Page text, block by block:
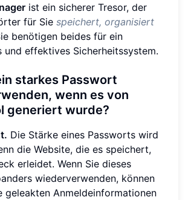
ist ein sicherer Tresor, der
für Sie speichert, organisiert
benötigen beides für ein
und effektives Sicherheitssystem.
starkes Passwort
wenn es von
generiert wurde?
Die Stärke eines Passworts wird
die Website, die es speichert,
erleidet. Wenn Sie dieses
wiederverwenden, können
geleakten Anmeldeinformationen